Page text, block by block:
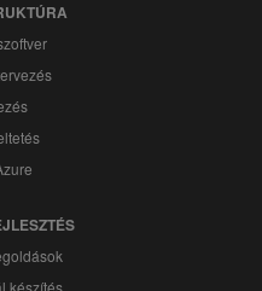
készítés